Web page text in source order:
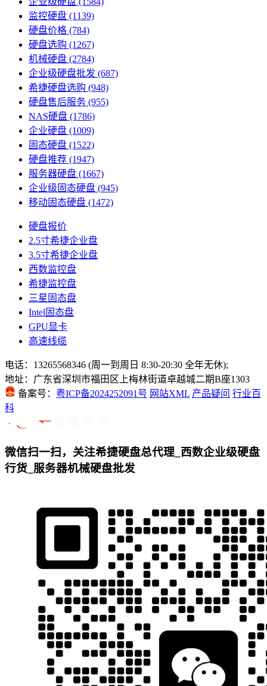
监控硬盘 (1139)
硬盘价格 (784)
硬盘选购 (1267)
机械硬盘 (2784)
企业级硬盘批发 (687)
希捷硬盘选购 (948)
硬盘售后服务 (955)
NAS硬盘 (1786)
企业硬盘 (1009)
固态硬盘 (1522)
硬盘推荐 (1947)
服务器硬盘 (1667)
企业级固态硬盘 (945)
移动固态硬盘 (1472)
硬盘报价
2.5寸希捷企业盘
3.5寸希捷企业盘
西数监控盘
希捷监控盘
三星固态盘
Intel固态盘
GPU显卡
高速线缆
电话：13265568346 (周一到周日 8:30-20:30 全年无休);
地址：广东省深圳市福田区上梅林街道卓越城二期B座1303
备案号： 粤ICP备2024252091号 网站XML 产品疑问 行业百
科
微信扫一扫，关注希捷硬盘总代理_西数企业级硬盘
行货_服务器机械硬盘批发